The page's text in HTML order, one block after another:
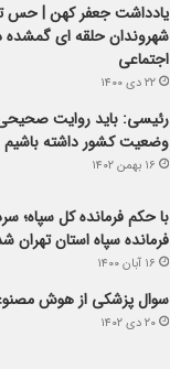
یادداشت جعفر کهن | حس
شهروندان حلقه ای
اجتماعی
۲۲ دی ۱۴۰۰
رئیسی: باید روایت
وضعیت کشور داشته باشیم
۱۶ بهمن ۱۴۰۲
با حکم فرمانده کل سپاه؛
فرمانده سپاه استان تهران
۱۶ آبان ۱۴۰۰
سوال پزشکی از هوش
۲۰ دی ۱۴۰۲